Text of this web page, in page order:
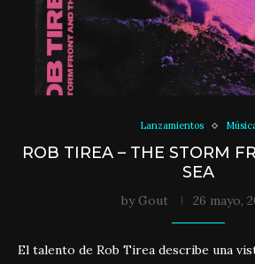
Lanzamientos
ROB TIREA – THE STORM
SEA
by Gout 26 mayo,
El talento de Rob Tirea describe una